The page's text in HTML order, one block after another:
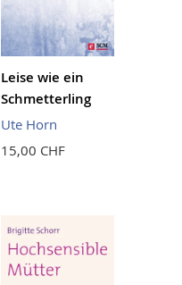
Leise wie ein
Schmetterling
Ute Horn
15,00 CHF